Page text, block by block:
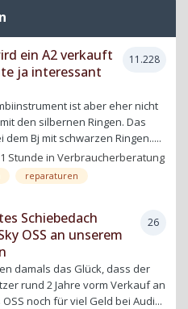
11.228
ein A2 verkauft
ja interessant
ist aber eher nicht
den silbernen Ringen. Das
dem Bj mit schwarzen Ringen.....
Stunde inVerbraucherberatung
reparaturen
26
Schiebedach
OSS an unserem
damals das Glück, dass der
rund 2 Jahre vorm Verkauf an
noch für viel Geld bei Audi...